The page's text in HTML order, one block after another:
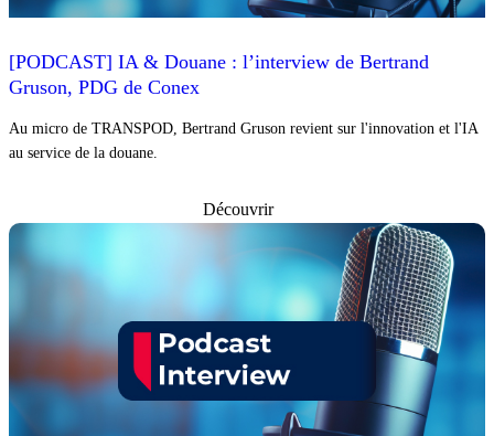
[PODCAST] IA & Douane : l’interview de Bertrand
Gruson, PDG de Conex
Au micro de TRANSPOD, Bertrand Gruson revient sur l'innovation et l'IA
au service de la douane.
Découvrir